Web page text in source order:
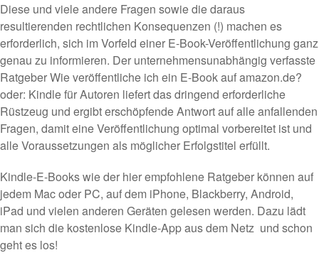
Diese und viele andere Fragen sowie die daraus
resultierenden rechtlichen Konsequenzen (!) machen es
erforderlich, sich im Vorfeld einer E-Book-Veröffentlichung ganz
genau zu informieren. Der unternehmensunabhängig verfasste
RatgeberWie veröffentliche ich ein E-Book auf amazon.de?
oder: Kindle für Autoren liefert das dringend erforderliche
Rüstzeug und ergibt erschöpfende Antwort auf alle anfallenden
Fragen, damit eine Veröffentlichung optimal vorbereitet ist und
alle Voraussetzungen als möglicher Erfolgstitel erfüllt.
Kindle-E-Books wie der hier empfohlene Ratgeber können auf
jedem Mac oder PC, auf dem iPhone, Blackberry, Android,
iPad und vielen anderen Geräten gelesen werden. Dazu lädt
man sich die kostenlose Kindle-Appaus dem Netz  und schon
geht es los!